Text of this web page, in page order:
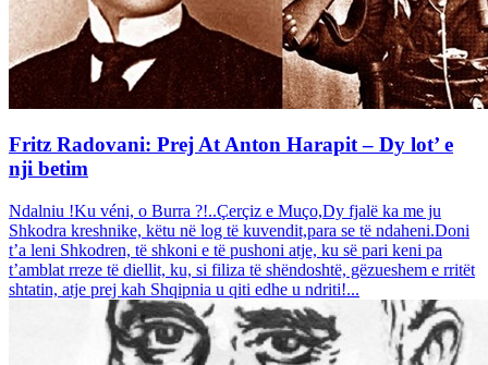
Fritz Radovani: Prej At Anton Harapit – Dy lot’ e
nji betim
Ndalniu !Ku véni, o Burra ?!..Çerçiz e Muço,Dy fjalë ka me ju
Shkodra kreshnike, këtu në log të kuvendit,para se të ndaheni.Doni
t’a leni Shkodren, të shkoni e të pushoni atje, ku së pari keni pa
t’amblat rreze të diellit, ku, si filiza të shëndoshtë, gëzueshem e rritët
shtatin, atje prej kah Shqipnia u qiti edhe u ndriti!...